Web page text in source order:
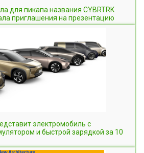
для пикапа названия CYBRTRK
приглашения на презентацию
электромобиль с
и быстрой зарядкой за 10